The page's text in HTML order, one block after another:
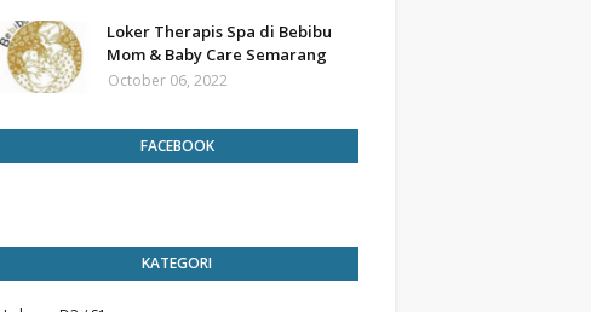
Loker Therapis Spa di Bebibu
Mom & Baby Care Semarang
October 06, 2022
FACEBOOK
KATEGORI